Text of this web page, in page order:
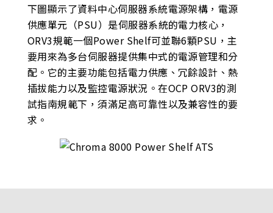
下圖顯示了資料中心伺服器系統電源架構，電源
供應單元（PSU）是伺服器系統的電力核心，
ORV3規範一個Power Shelf可並聯6顆PSU，主
要用來為多台伺服器提供集中式的電源管理和分
配。它的主要功能包括電力供應、冗餘設計、熱
插拔能力以及監控電源狀況。在OCP ORV3的測
試指南規範下，須滿足高可靠性以及兼容性的要
求。